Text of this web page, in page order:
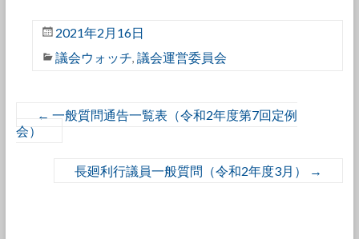
2021年2月16日
議会ウォッチ, 議会運営委員会
← 一般質問通告一覧表（令和2年度第7回定例
会）
長廻利行議員一般質問（令和2年度3月） →